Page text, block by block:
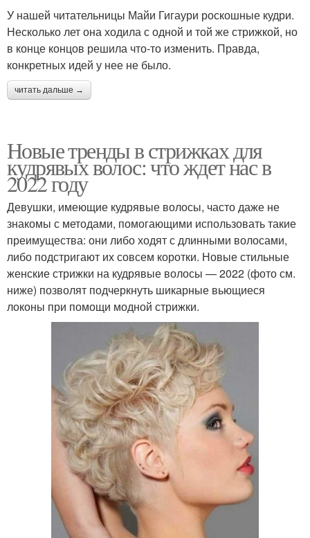
У нашей читательницы Майи Гигаури роскошные кудри.
Несколько лет она ходила с одной и той же стрижкой, но
в конце концов решила что-то изменить. Правда,
конкретных идей у нее не было.
читать дальше →
Новые тренды в стрижках для
кудрявых волос: что ждет нас в
2022 году
Девушки, имеющие кудрявые волосы, часто даже не
знакомы с методами, помогающими использовать такие
преимущества: они либо ходят с длинными волосами,
либо подстригают их совсем коротки. Новые стильные
женские стрижки на кудрявые волосы — 2022 (фото см.
ниже) позволят подчеркнуть шикарные вьющиеся
локоны при помощи модной стрижки.